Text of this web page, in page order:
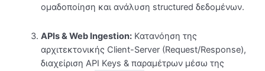
NumPy Essentials 0/10
ομαδοποίηση και ανάλυση structured δεδομένων.
APIs & Web Ingestion: Κατανόηση της
αρχιτεκτονικής Client-Server (Request/Response),
διαχείριση API Keys & παραμέτρων μέσω της